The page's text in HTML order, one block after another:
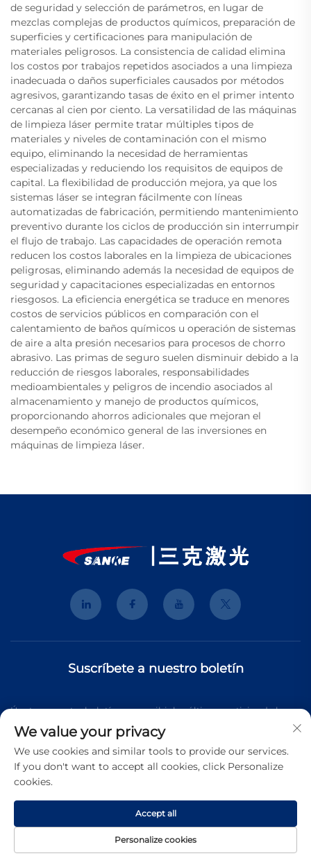
de seguridad y selección de parámetros, en lugar de
mezclas complejas de productos químicos, preparación de
superficies y certificaciones para manipulación de
materiales peligrosos. La consistencia de calidad elimina
los costos por trabajos repetidos asociados a una limpieza
inadecuada o daños superficiales causados por métodos
agresivos, garantizando tasas de éxito en el primer intento
cercanas al cien por ciento. La versatilidad de las máquinas
de limpieza láser permite tratar múltiples tipos de
materiales y niveles de contaminación con el mismo
equipo, eliminando la necesidad de herramientas
especializadas y reduciendo los requisitos de equipos de
capital. La flexibilidad de producción mejora, ya que los
sistemas láser se integran fácilmente con líneas
automatizadas de fabricación, permitiendo mantenimiento
preventivo durante los ciclos de producción sin interrumpir
el flujo de trabajo. Las capacidades de operación remota
reducen los costos laborales en la limpieza de ubicaciones
peligrosas, eliminando además la necesidad de equipos de
seguridad y capacitaciones especializadas en entornos
riesgosos. La eficiencia energética se traduce en menores
costos de servicios públicos en comparación con el
calentamiento de baños químicos u operación de sistemas
de aire a alta presión necesarios para procesos de chorro
abrasivo. Las primas de seguro suelen disminuir debido a la
reducción de riesgos laborales, responsabilidades
medioambientales y peligros de incendio asociados al
almacenamiento y manejo de productos químicos,
proporcionando ahorros adicionales que mejoran el
desempeño económico general de las inversiones en
máquinas de limpieza láser.
Suscríbete a nuestro boletín
Únete a nuestro boletín para recibir las últimas noticias de la
industria, actualizaciones y perspectivas de nuestro equipo.
Derechos de autor © 2025 Shanghai 3K Laser Technology Co.,
Ltd. Todos los derechos reservados.Política de Privacidad
We value your privacy
We use cookies and similar tools to provide our services.
If you don't want to accept all cookies, click Personalize
cookies.
Personalize cookies
Accept all